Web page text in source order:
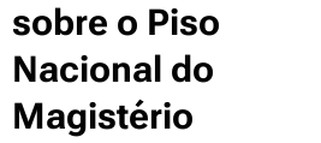
sobre o Piso
Nacional do
Magistério